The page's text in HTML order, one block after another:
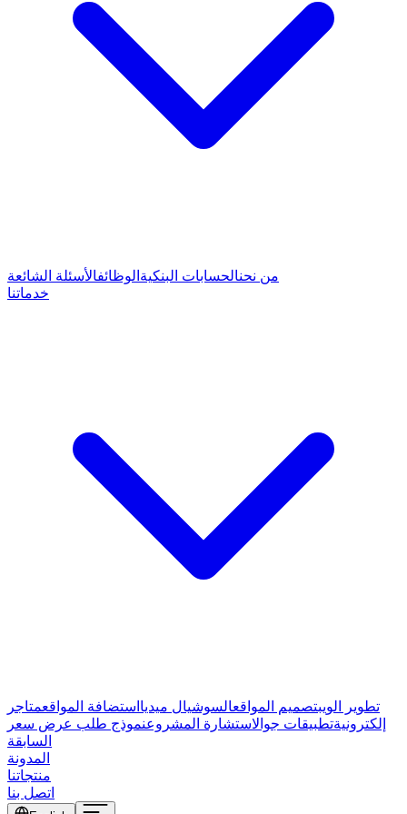
من نحنالحسابات البنكية الوظائفالأسئلة الشائعة
خدماتنا
تطوير الويبتصميم المواقعالسوشيال ميديا استضافة المواقعمتاجر
إلكترونيةتطبيقات جوالاستشارة المشروعنموذج طلب عرض سعر
السابقة
المدونة
منتجاتنا
اتصل بنا